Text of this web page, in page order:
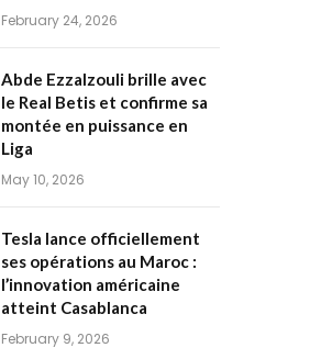
February 24, 2026
Abde Ezzalzouli brille avec
le Real Betis et confirme sa
montée en puissance en
Liga
May 10, 2026
Tesla lance officiellement
ses opérations au Maroc :
l’innovation américaine
atteint Casablanca
February 9, 2026